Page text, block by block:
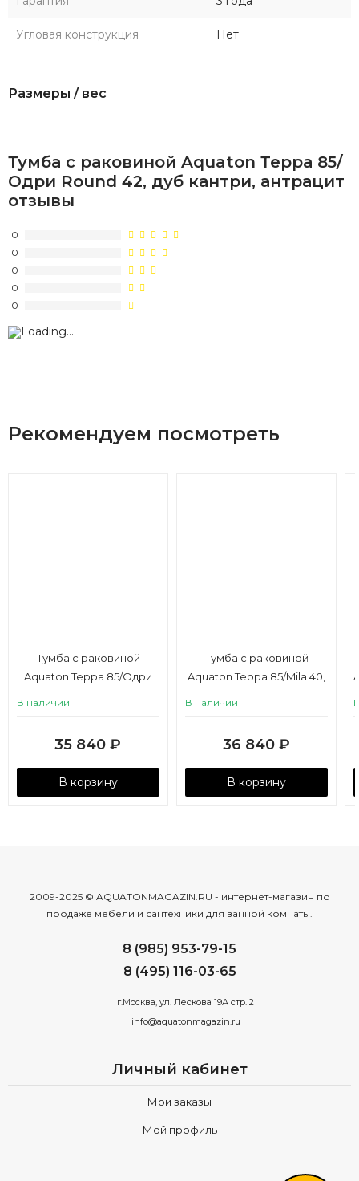
Угловая конструкция Нет
Размеры / вес
Тумба с раковиной Aquaton Терра 85/
Одри Round 42, дуб кантри, антрацит
отзывы
0
0
0
0
0
Рекомендуем посмотреть
Тумба с раковиной
Aquaton Терра 85/Одри
В наличии
35 840 ₽
В корзину
Тумба с раковиной
Aquaton Терра 85/Mila 40,
В наличии
36 840 ₽
В корзину
2009-2025 © AQUATONMAGAZIN.RU - интернет-магазин по
продаже мебели и сантехники для ванной комнаты.
8 (985) 953-79-15
8 (495) 116-03-65
г.Москва, ул. Лескова 19А стр. 2
info@aquatonmagazin.ru
Личный кабинет
Мои заказы
Мой профиль